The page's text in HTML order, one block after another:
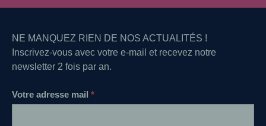
NE MANQUEZ RIEN DE NOS ACTUALITÉS !
Inscrivez-vous avec votre e-mail et recevez notre
newsletter 2 fois par an.
Votre adresse mail *